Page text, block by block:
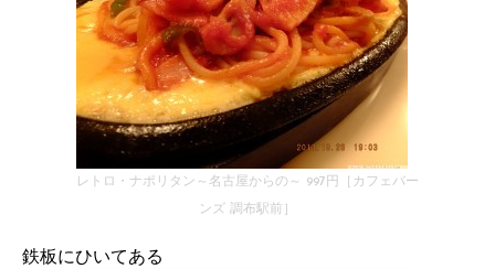
レトロ・ナポリタン～名古屋からの～ 997円［カフェバー
ンズ 調布駅前］
鉄板にひいてある